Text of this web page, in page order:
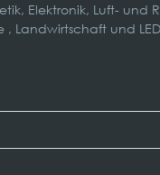
Elektronik, Luft-
, Landwirtschaft und